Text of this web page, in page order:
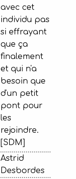
avec cet
individu pas
si effrayant
que ça
finalement
et qui n'a
besoin que
d'un petit
pont pour
les
rejoindre.
[SDM]
Astrid
Desbordes